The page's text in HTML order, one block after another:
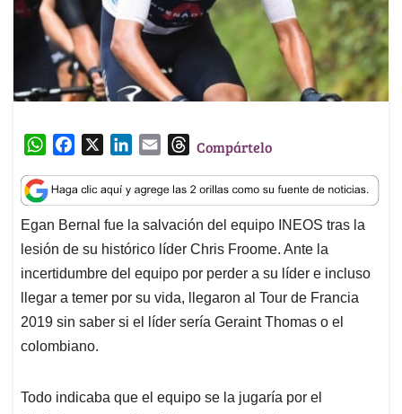
W
a
t
s
A
p
p
c
e
b
o
o
k
n
k
e
d
I
n
a
i
l
T
r
e
a
d
s
Compártelo
Egan Bernal fue la salvación del equipo INEOS tras la
lesión de su histórico líder Chris Froome. Ante la
incertidumbre del equipo por perder a su líder e incluso
llegar a temer por su vida, llegaron al Tour de Francia
2019 sin saber si el líder sería Geraint Thomas o el
colombiano.
Todo indicaba que el equipo se la jugaría por el